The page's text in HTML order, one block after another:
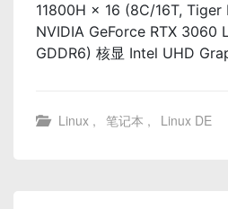
11800H × 16 (8C/16T, Tiger
NVIDIA GeForce RTX 3060
GDDR6) 核显 Intel UHD
Linux , 笔记本 , Linux DE